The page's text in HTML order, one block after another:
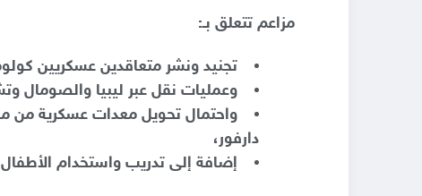
مزاعم تتعلق بـ:
تجنيد ونشر متعاقدين عسكريين
وعمليات نقل عبر ليبيا والصومال
واحتمال تحويل معدات عسكرية من
دارفور،
إضافة إلى تدريب واستخدام